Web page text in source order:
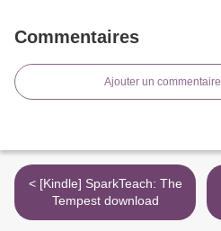
Commentaires
Ajouter un commentaire
< [Kindle] SparkTeach: The
Tempest download